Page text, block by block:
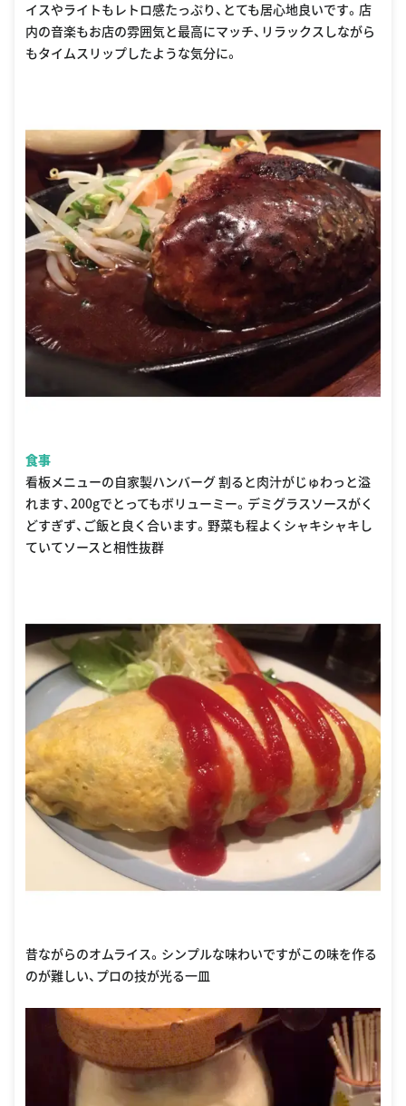
イスやライトもレトロ感たっぷり、とても居心地良いです。店
内の音楽もお店の雰囲気と最高にマッチ、リラックスしながら
もタイムスリップしたような気分に。
食事
看板メニューの自家製ハンバーグ 割ると肉汁がじゅわっと溢
れます、200gでとってもボリューミー。デミグラスソースがく
どすぎず、ご飯と良く合います。野菜も程よくシャキシャキし
ていてソースと相性抜群
昔ながらのオムライス。シンプルな味わいですがこの味を作る
のが難しい、プロの技が光る一皿